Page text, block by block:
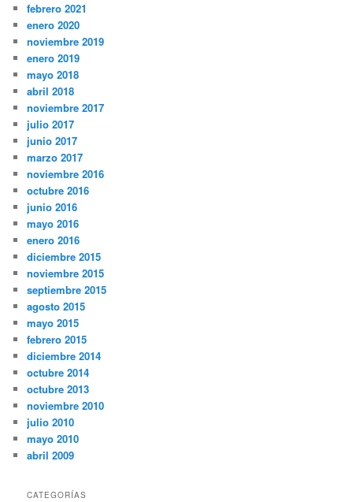
febrero 2021
enero 2020
noviembre 2019
enero 2019
mayo 2018
abril 2018
noviembre 2017
julio 2017
junio 2017
marzo 2017
noviembre 2016
octubre 2016
junio 2016
mayo 2016
enero 2016
diciembre 2015
noviembre 2015
septiembre 2015
agosto 2015
mayo 2015
febrero 2015
diciembre 2014
octubre 2014
octubre 2013
noviembre 2010
julio 2010
mayo 2010
abril 2009
CATEGORÍAS